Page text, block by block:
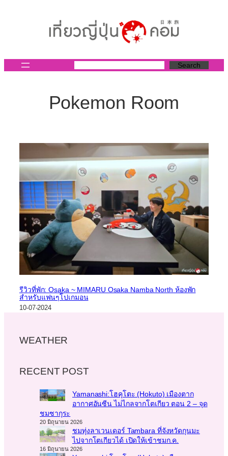
Search
Pokemon Room
รีวิวที่พัก: Osaka ~ MIMARU Osaka Namba North ห้องพัก
สำหรับแฟนๆโปเกมอน
10-07-2024
WEATHER
RECENT POST
Yamanashi:โฮคุโตะ (Hokuto) เมืองตาก
อากาศอันซีน ไม่ไกลจากโตเกียว ตอน 2 – จุด
ชมซากุระ
20 มิถุนายน 2026
ชมทุ่งลาเวนเดอร์ Tambara ที่จังหวัดกุนมะ
ไปจากโตเกียวได้ เปิดให้เข้าชมก.ค.
16 มิถุนายน 2026